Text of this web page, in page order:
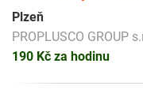
Plzeň
PROPLUSCO GROUP
190 Kč za hodinu